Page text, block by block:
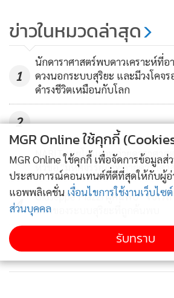
รอคำสั่งจากโลก
ข่าวในหมวดล่าสุด
1
นักดาราศาสตร์พบดาวเคราะห์ที่
ดวงนอกระบบสุริยะ และมีวงโคจร
ดำรงชีวิตเหมือนกับโลก
2
3
NARIT เผยโฉมภาพถ่ายดาราศาส
หัวข้อ "มหัศจรรย์ภาพถ่ายดาราศา
4
Giuseppe Piazzi ผู้ค้นพบ “เซเรส
แรกของระบบสุริยะที่ถูกค้นพบ
ข่าวอื่นในหมวด
MGR Online ใช้คุกกี้
MGR Online ใช้คุกกี้ เพื่อจัดการข้อมูล
ประสบการณ์คอนเทนต์ที่ดีที่สุดให้กับผู้อ่
แอพพลิเคชั่น เงื่อนไขการใช้งานเว็บไซต์
ส่วนบุคคล
รับทราบ